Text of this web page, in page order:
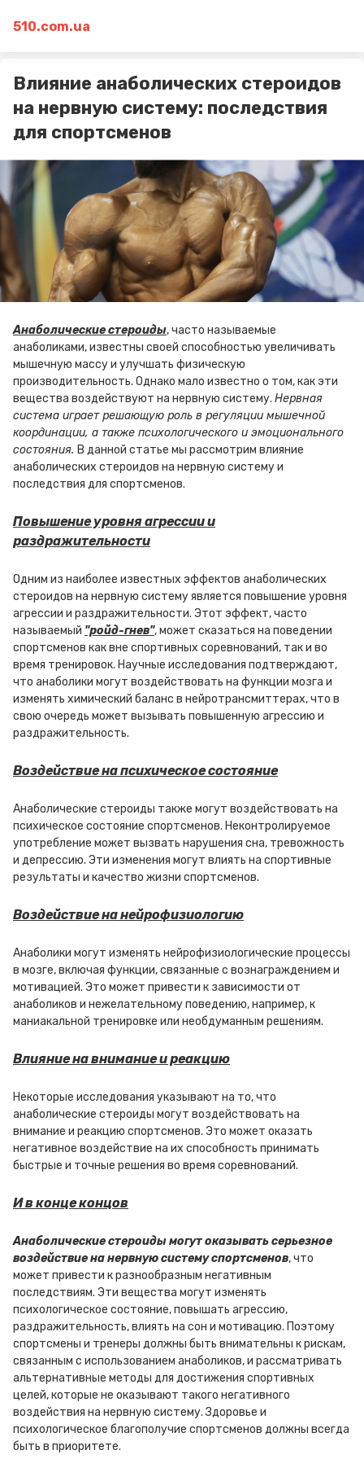
510.com.ua
Влияние анаболических стероидов
на нервную систему: последствия
для спортсменов
Анаболические стероиды, часто называемые
анаболиками, известны своей способностью увеличивать
мышечную массу и улучшать физическую
производительность. Однако мало известно о том, как эти
вещества воздействуют на нервную систему. Нервная
система играет решающую роль в регуляции мышечной
координации, а также психологического и эмоционального
состояния. В данной статье мы рассмотрим влияние
анаболических стероидов на нервную систему и
последствия для спортсменов.
Повышение уровня агрессии и
раздражительности
Одним из наиболее известных эффектов анаболических
стероидов на нервную систему является повышение уровня
агрессии и раздражительности. Этот эффект, часто
называемый "ройд-гнев", может сказаться на поведении
спортсменов как вне спортивных соревнований, так и во
время тренировок. Научные исследования подтверждают,
что анаболики могут воздействовать на функции мозга и
изменять химический баланс в нейротрансмиттерах, что в
свою очередь может вызывать повышенную агрессию и
раздражительность.
Воздействие на психическое состояние
Анаболические стероиды также могут воздействовать на
психическое состояние спортсменов. Неконтролируемое
употребление может вызвать нарушения сна, тревожность
и депрессию. Эти изменения могут влиять на спортивные
результаты и качество жизни спортсменов.
Воздействие на нейрофизиологию
Анаболики могут изменять нейрофизиологические процессы
в мозге, включая функции, связанные с вознаграждением и
мотивацией. Это может привести к зависимости от
анаболиков и нежелательному поведению, например, к
маниакальной тренировке или необдуманным решениям.
Влияние на внимание и реакцию
Некоторые исследования указывают на то, что
анаболические стероиды могут воздействовать на
внимание и реакцию спортсменов. Это может оказать
негативное воздействие на их способность принимать
быстрые и точные решения во время соревнований.
И в конце концов
Анаболические стероиды могут оказывать серьезное
воздействие на нервную систему спортсменов, что
может привести к разнообразным негативным
последствиям. Эти вещества могут изменять
психологическое состояние, повышать агрессию,
раздражительность, влиять на сон и мотивацию. Поэтому
спортсмены и тренеры должны быть внимательны к рискам,
связанным с использованием анаболиков, и рассматривать
альтернативные методы для достижения спортивных
целей, которые не оказывают такого негативного
воздействия на нервную систему. Здоровье и
психологическое благополучие спортсменов должны всегда
быть в приоритете.